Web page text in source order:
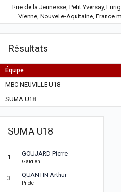
Rue de la Jeunesse, Petit Yversay,
Vienne, Nouvelle-Aquitaine, France
Résultats
Équipe
MBC NEUVILLE U18
SUMA U18
SUMA U18
1 GOUJARD Pierre
Gardien
3 QUANTIN Arthur
Pilote